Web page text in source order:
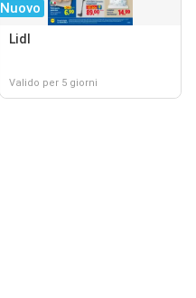
Nuovo
Lidl
Valido per 5 giorni